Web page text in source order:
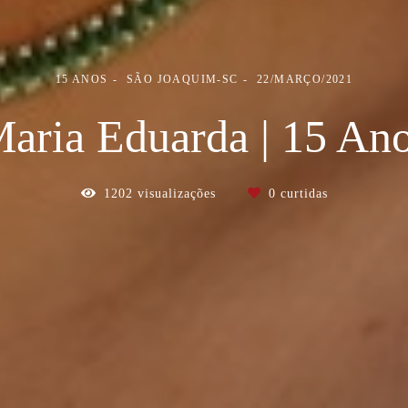
15 ANOS SÃO JOAQUIM-SC 22/MARÇO/2021
Eduarda | 15
1202 visualizações 0 curtidas